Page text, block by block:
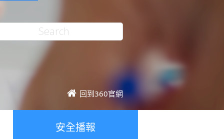
回到360官網
安全播報